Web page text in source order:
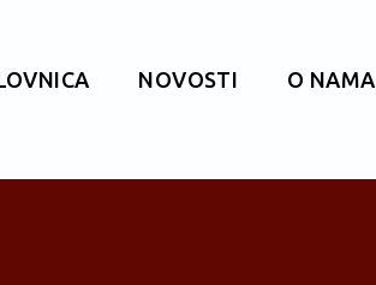
NOVOSTI O NAMA